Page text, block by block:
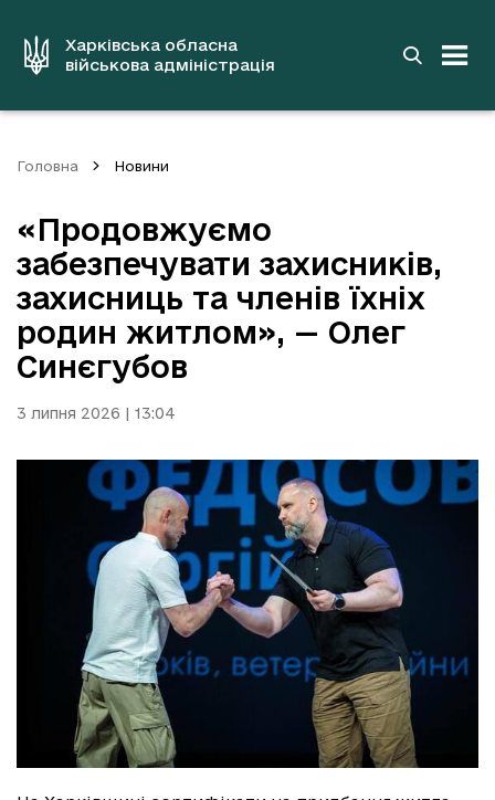
вмістуХарківська обласна
військова адміністрація
Головна Новини
«Продовжуємо
забезпечувати захисників,
захисниць та членів їхніх
родин житлом», — Олег
Синєгубов
3 липня 2026 | 13:04